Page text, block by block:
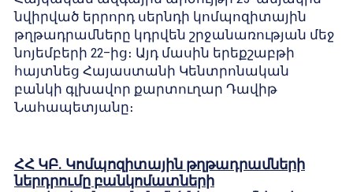
նվիրված երրորդ սերնդի կոմպոզիտային
թղթադրամները կդրվեն շրջանառության մեջ
նոյեմբերի 22–ից։ Այդ մասին երեքշաբթի
հայտնեց Հայաստանի Կենտրոնական
բանկի գլխավոր քարտուղար Դավիթ
Նահապետյանը։
ՀՀ ԿԲ. Կոմպոզիտային թղթադրամների
ներդրումը բանկոմատների